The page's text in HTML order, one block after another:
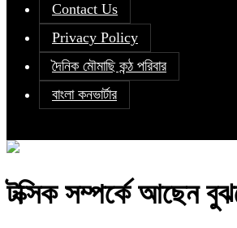
Contact Us
Privacy Policy
দৈনিক মৌমাছি কন্ঠ পরিবার
বাংলা কনভার্টার
টক্সিক সম্পর্কে আছেন